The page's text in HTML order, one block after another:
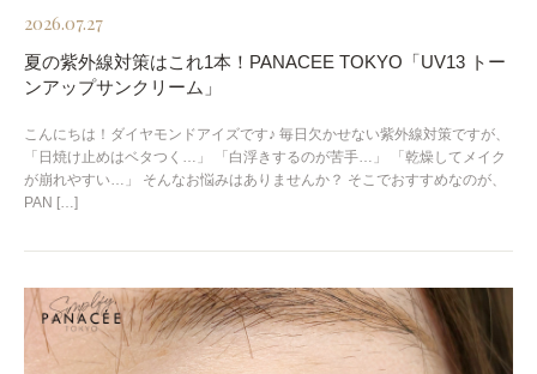
2026.07.27
夏の紫外線対策はこれ1本！PANACEE TOKYO「UV13 トー
ンアップサンクリーム」
こんにちは！ダイヤモンドアイズです♪ 毎日欠かせない紫外線対策ですが、
「日焼け止めはベタつく…」 「白浮きするのが苦手…」 「乾燥してメイク
が崩れやすい…」 そんなお悩みはありませんか？ そこでおすすめなのが、
PAN […]